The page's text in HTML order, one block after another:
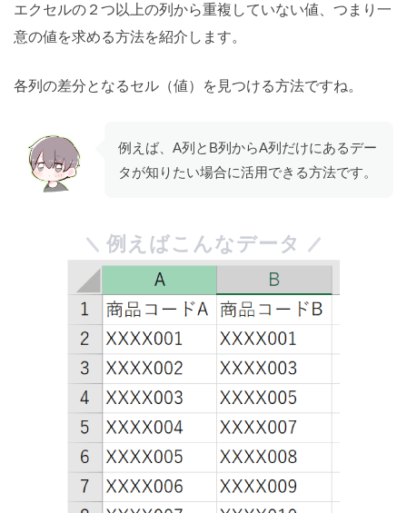
エクセルの２つ以上の列から重複していない値、つまり一
意の値を求める方法を紹介します。
各列の差分となるセル（値）を見つける方法ですね。
例えば、A列とB列からA列だけにあるデー
タが知りたい場合に活用できる方法です。
例えばこんなデータ